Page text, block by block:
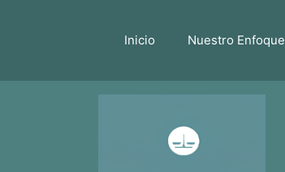
Inicio Nuestro Enfoque